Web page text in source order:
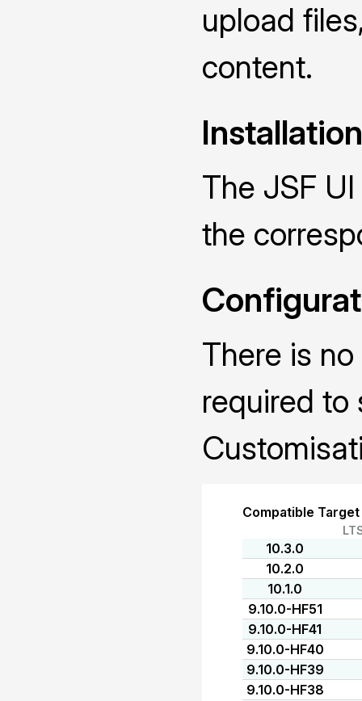
upload
content.
Installation
The JSF
the
There is
required to
Compatible
10.3.0
10.2.0
10.1.0
9.10.0-HF51
9.10.0-HF41
9.10.0-HF40
9.10.0-HF39
9.10.0-HF38